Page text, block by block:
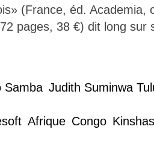
(France, éd. Academia,
pages, 38 €) dit long sur
Samba Judith Suminwa
Afrique Congo